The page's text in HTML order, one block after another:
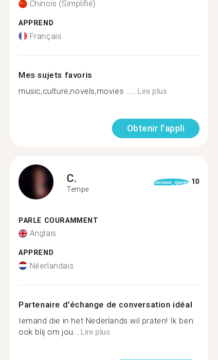
Chinois (Simplifié)
APPREND
Français
Mes sujets favoris
music,culture,novels,movies ..... Lire plus
Obtenir l'appli
C.
Tempe
format_quote 10
PARLE COURAMMENT
Anglais
APPREND
Néerlandais
Partenaire d'échange de conversation idéal
Iemand die in het Nederlands wil praten! Ik ben
ook blij om jou... Lire plus